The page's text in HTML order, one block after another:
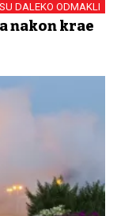
DALEKO ODMAKLI
krađe